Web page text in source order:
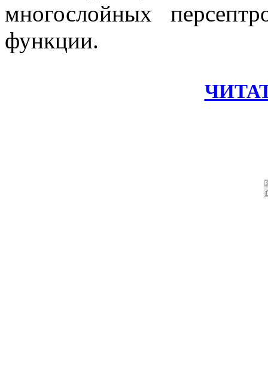
многослойных
функции.